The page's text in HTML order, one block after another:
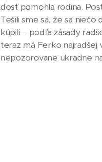
dosť pomohla rodina.
Tešili sme sa, že sa
kúpili – podľa zásady
teraz má Ferko najradšej
nepozorovane ukradne